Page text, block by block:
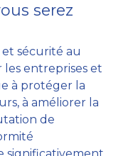
serez
sécurité au
entreprises et
à protéger la
à améliorer la
de